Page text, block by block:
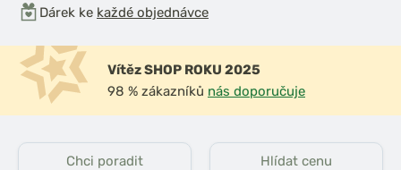
Dárek ke každé objednávce
Vítěz SHOP ROKU 2025
98 % zákazníků nás doporučuje
Chci poradit Hlídat cenu